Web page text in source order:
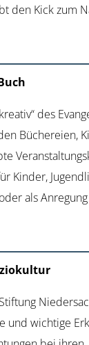
den Kick zum
des
Büchereien,
Kinder,
als
und wichtige